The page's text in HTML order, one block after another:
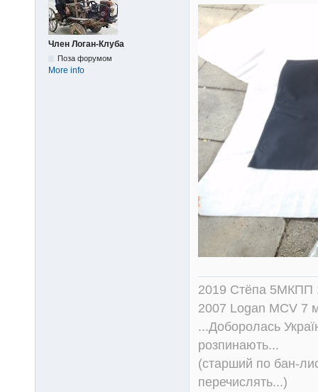
Член Логан-Клуба
Поза форумом
More info
2019 Стёпа
2007 Logan MCV 7
...Доборолась
розпинають...
(старший по бан-
перечислять...)